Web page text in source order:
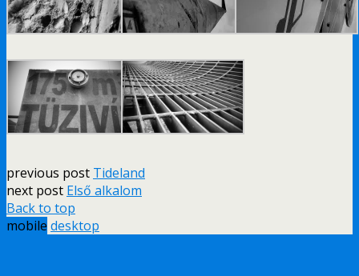
previous post Tideland
next post Első alkalom
Back to top
mobile desktop